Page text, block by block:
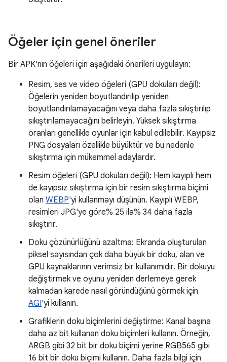
Öğeler için genel öneriler
Bir APK'nın öğeleri için aşağıdaki önerileri uygulayın:
Resim, ses ve video öğeleri (GPU dokuları değil):
Öğelerin yeniden boyutlandırılıp yeniden
boyutlandırılamayacağını veya daha fazla sıkıştırılıp
sıkıştırılamayacağını belirleyin. Yüksek sıkıştırma
oranları genellikle oyunlar için kabul edilebilir. Kayıpsız
PNG dosyaları özellikle büyüktür ve bu nedenle
sıkıştırma için mükemmel adaylardır.
Resim öğeleri (GPU dokuları değil): Hem kayıplı hem
de kayıpsız sıkıştırma için bir resim sıkıştırma biçimi
olan WEBP'yi kullanmayı düşünün. Kayıplı WEBP,
resimleri JPG'ye göre% 25 ila% 34 daha fazla
sıkıştırır.
Doku çözünürlüğünü azaltma: Ekranda oluşturulan
piksel sayısından çok daha büyük bir doku, alan ve
GPU kaynaklarının verimsiz bir kullanımıdır. Bir dokuyu
değiştirmek ve oyunu yeniden derlemeye gerek
kalmadan karede nasıl göründüğünü görmek için
AGI'yi kullanın.
Grafiklerin doku biçimlerini değiştirme: Kanal başına
daha az bit kullanan doku biçimleri kullanın. Örneğin,
ARGB gibi 32 bit bir doku biçimi yerine RGB565 gibi
16 bit bir doku biçimi kullanın. Daha fazla bilgi için